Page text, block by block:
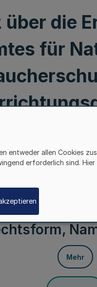
über die
für
Vom 12.
zur Straffung der
12. Dezember 2006 (
Mehr
entweder allen Cookies
erforderlich sind.